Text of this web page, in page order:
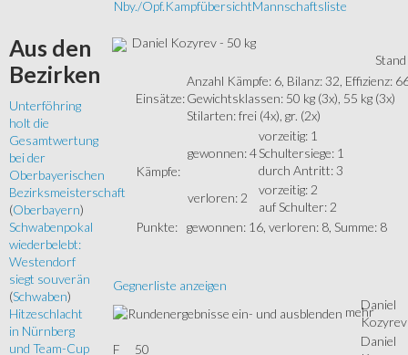
Nby./Opf.KampfübersichtMannschaftsliste
Daniel Kozyrev - 50 kg
Einsätze:
Anzahl Kämpfe: 6, Bilanz: 32, Effizienz:
Gewichtsklassen: 50 kg (3x), 55 kg (3x)
Stilarten: frei (4x), gr. (2x)
Kämpfe:
gewonnen: 4
vorzeitig: 1
Schultersiege: 1
durch Antritt: 3
verloren: 2
vorzeitig: 2
auf Schulter: 2
Punkte: gewonnen: 16, verloren: 8, Summe: 8
Gegnerliste anzeigen
mehrDaniel
Kozyrev
F
50
Daniel
Aus den
Bezirken
Unterföhring
holt die
Gesamtwertung
bei der
Oberbayerischen
Bezirksmeisterschaft
(Oberbayern)
Schwabenpokal
wiederbelebt:
Westendorf
siegt souverän
(Schwaben)
Hitzeschlacht
in Nürnberg
und Team-Cup